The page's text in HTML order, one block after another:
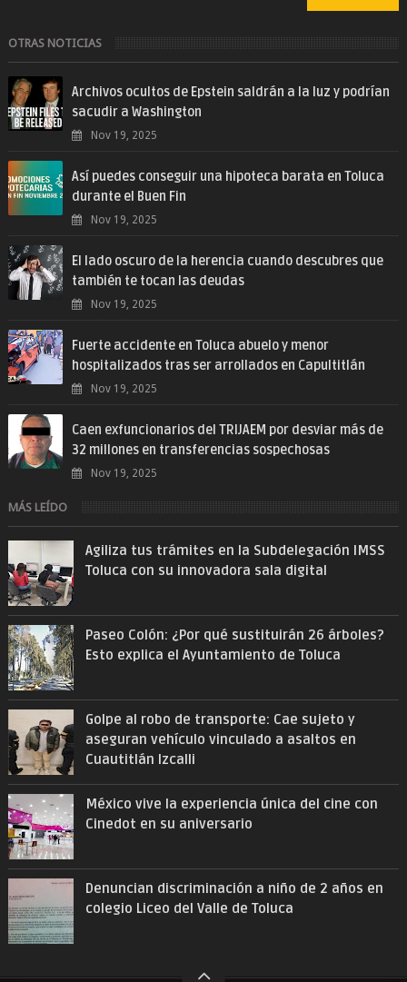
OTRAS NOTICIAS
Archivos ocultos de Epstein saldrán a la luz y podrían
sacudir a Washington
Nov 19, 2025
Así puedes conseguir una hipoteca barata en Toluca
durante el Buen Fin
Nov 19, 2025
El lado oscuro de la herencia cuando descubres que
también te tocan las deudas
Nov 19, 2025
Fuerte accidente en Toluca abuelo y menor
hospitalizados tras ser arrollados en Capultitlán
Nov 19, 2025
Caen exfuncionarios del TRIJAEM por desviar más de
32 millones en transferencias sospechosas
Nov 19, 2025
MÁS LEÍDO
Agiliza tus trámites en la Subdelegación IMSS
Toluca con su innovadora sala digital
Paseo Colón: ¿Por qué sustituirán 26 árboles?
Esto explica el Ayuntamiento de Toluca
Golpe al robo de transporte: Cae sujeto y
aseguran vehículo vinculado a asaltos en
Cuautitlán Izcalli
México vive la experiencia única del cine con
Cinedot en su aniversario
Denuncian discriminación a niño de 2 años en
colegio Liceo del Valle de Toluca